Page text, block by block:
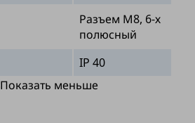
Разъем М8, 6-х
полюсный
IP 40
Показать меньше